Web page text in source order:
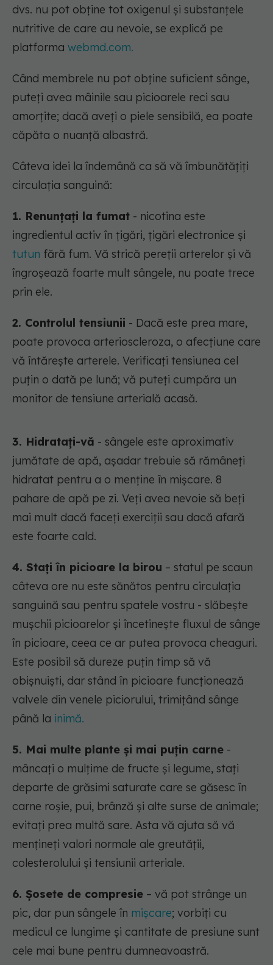
dvs. nu pot obține tot oxigenul și substanțele
nutritive de care au nevoie, se explică pe
platforma webmd.com.
Când membrele nu pot obține suficient sânge,
puteți avea mâinile sau picioarele reci sau
amorțite; dacă aveți o piele sensibilă, ea poate
căpăta o nuanță albastră.
Câteva idei la îndemână ca să vă îmbunătățiți
circulația sanguină:
1. Renunțați la fumat - nicotina este
ingredientul activ în țigări, țigări electronice și
tutun fără fum. Vă strică pereții arterelor și vă
îngroșează foarte mult sângele, nu poate trece
prin ele.
2. Controlul tensiunii - Dacă este prea mare,
poate provoca arterioscleroza, o afecțiune care
vă întărește arterele. Verificați tensiunea cel
puțin o dată pe lună; vă puteți cumpăra un
monitor de tensiune arterială acasă.
3. Hidratați-vă - sângele este aproximativ
jumătate de apă, așadar trebuie să rămâneți
hidratat pentru a o menține în mișcare. 8
pahare de apă pe zi. Veți avea nevoie să beți
mai mult dacă faceți exerciții sau dacă afară
este foarte cald.
4. Stați în picioare la birou – statul pe scaun
câteva ore nu este sănătos pentru circulația
sanguină sau pentru spatele vostru - slăbește
mușchii picioarelor și încetinește fluxul de sânge
în picioare, ceea ce ar putea provoca cheaguri.
Este posibil să dureze puțin timp să vă
obișnuiști, dar stând în picioare funcționează
valvele din venele piciorului, trimițând sânge
până la inimă.
5. Mai multe plante și mai puțin carne -
mâncați o mulțime de fructe și legume, stați
departe de grăsimi saturate care se găsesc în
carne roșie, pui, brânză și alte surse de animale;
evitați prea multă sare. Asta vă ajuta să vă
mențineți valori normale ale greutății,
colesterolului și tensiunii arteriale.
6. Șosete de compresie – vă pot strânge un
pic, dar pun sângele în mișcare; vorbiți cu
medicul ce lungime și cantitate de presiune sunt
cele mai bune pentru dumneavoastră.